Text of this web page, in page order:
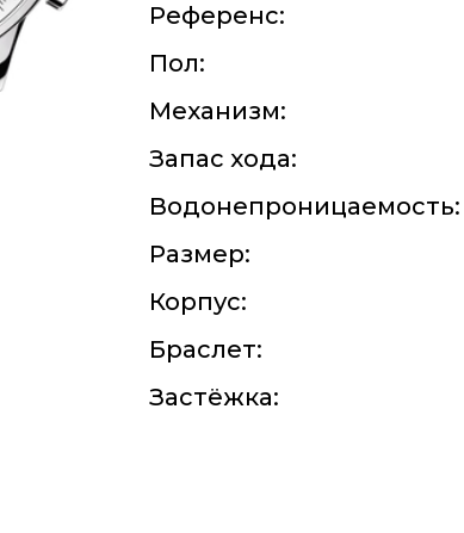
Референс:
Пол:
Механизм:
Запас хода:
Водонепроницаемость:
Размер:
Корпус:
Браслет:
Застёжка: